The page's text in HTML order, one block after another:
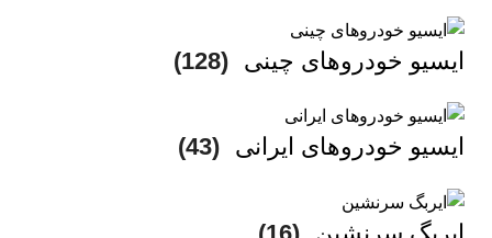
ایسیو خودروهای چینی (128)
ایسیو خودروهای ایرانی (43)